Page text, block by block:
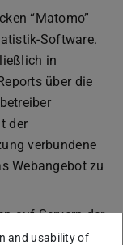
“Matomo”
Software.
in
über die
der
verbundene
Webangebot zu
auf Servern der
Umständen
and usability of